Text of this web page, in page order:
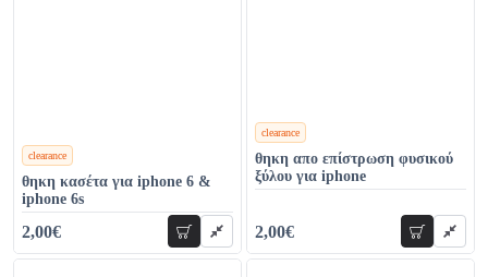
clearance
χρώματα
θηκη κασέτα για iphone 6 &
iphone 6s
2,00€ προσθήκη
clearance
θηκη απο επίστρωση φυσικού
ξύλου για iphone
2,00€ προσθήκη